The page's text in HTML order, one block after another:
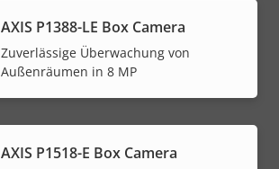
AXIS P1388-LE Box Camera
Zuverlässige Überwachung von
Außenräumen in 8 MP
AXIS P1518-E Box Camera